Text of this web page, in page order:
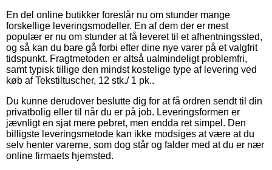
En del online butikker foreslår nu om stunder mange
forskellige leveringsmodeller. En af dem der er mest
populær er nu om stunder at få leveret til et afhentningssted,
og så kan du bare gå forbi efter dine nye varer på et valgfrit
tidspunkt. Fragtmetoden er altså ualmindeligt problemfri,
samt typisk tillige den mindst kostelige type af levering ved
køb af Tekstiltuscher, 12 stk./ 1 pk..
Du kunne derudover beslutte dig for at få ordren sendt til din
privatbolig eller til når du er på job. Leveringsformen er
jævnligt en sjat mere pebret, men endda ret simpel. Den
billigste leveringsmetode kan ikke modsiges at være at du
selv henter varerne, som dog står og falder med at du er nær
online firmaets hjemsted.